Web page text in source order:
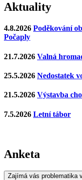
Aktuality
4.8.2026 Poděkování
Počaply
21.7.2026 Valná
25.5.2026 Nedostatek
21.5.2026 Výstavba
7.5.2026 Letní tábor
Anketa